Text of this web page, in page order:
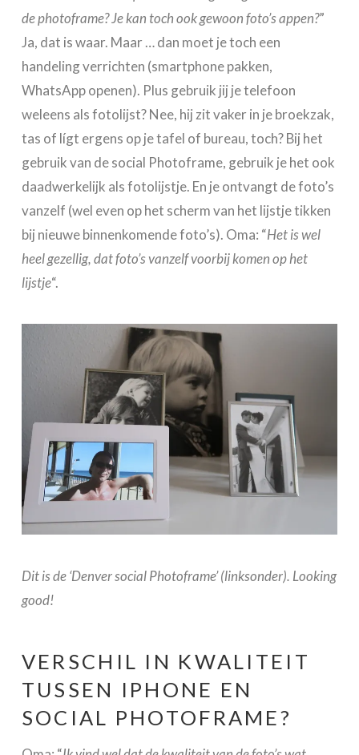
de photoframe? Je kan toch ook gewoon foto’s appen?”
Ja, dat is waar. Maar … dan moet je toch een
handeling verrichten (smartphone pakken,
WhatsApp openen). Plus gebruik jij je telefoon
weleens als fotolijst? Nee, hij zit vaker in je broekzak,
tas of lígt ergens op je tafel of bureau, toch? Bij het
gebruik van de social Photoframe, gebruik je het ook
daadwerkelijk als fotolijstje. En je ontvangt de foto’s
vanzelf (wel even op het scherm van het lijstje tikken
bij nieuwe binnenkomende foto’s). Oma: “Het is wel
heel gezellig, dat foto’s vanzelf voorbij komen op het
lijstje“.
Dit is de ‘Denver social Photoframe’ (linksonder). Looking
good!
VERSCHIL IN KWALITEIT
TUSSEN IPHONE EN
SOCIAL PHOTOFRAME?